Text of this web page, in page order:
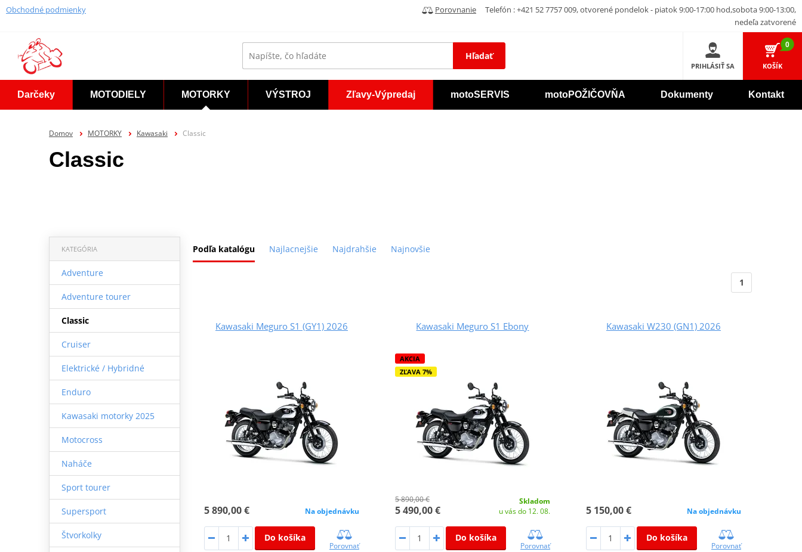
Obchodné podmienky Porovnanie
Telefón : +421 52 7757 009, otvorené pondelok - piatok 9:00-17:00 hod,sobota 9:00-13:00,
nedeľa zatvorené
Hľadať
PRIHLÁSIŤ SA
0
KOŠÍK
Darčeky MOTODIELY MOTORKY VÝSTROJ Zľavy-Výpredaj motoSERVIS motoPOŽIČOVŇA Dokumenty Kontakt
Domov MOTORKY Kawasaki Classic
Classic
Podľa katalógu Najlacnejšie Najdrahšie Najnovšie
KATEGÓRIA
Adventure
Adventure tourer
Classic
Cruiser
Elektrické / Hybridné
Enduro
Kawasaki motorky 2025
Motocross
Naháče
Sport tourer
Supersport
Štvorkolky
1
Kawasaki Meguro S1 (GY1) 2026
5 890,00 € Na objednávku
Do košíka
Porovnať
Kawasaki Meguro S1 Ebony
AKCIA
ZĽAVA 7%
5 890,00 €
5 490,00 €
Skladom
u vás do 12. 08.
Do košíka
Porovnať
Kawasaki W230 (GN1) 2026
5 150,00 € Na objednávku
Do košíka
Porovnať